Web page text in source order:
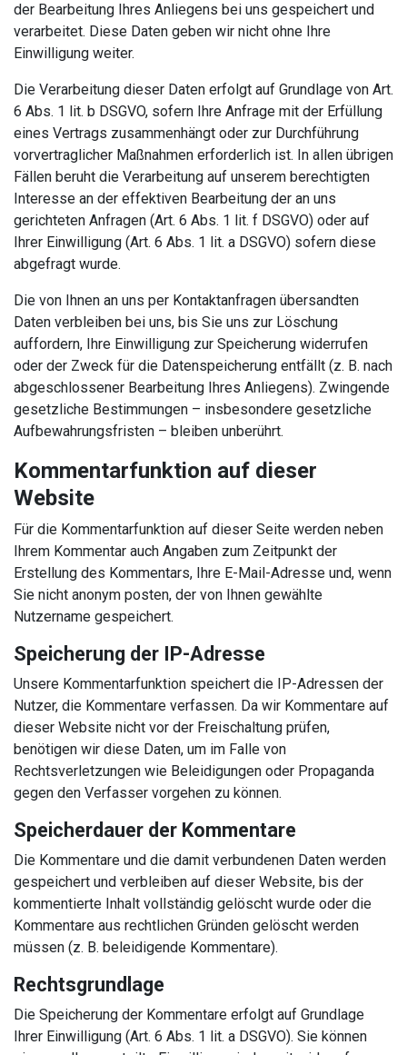
der Bearbeitung Ihres Anliegens bei uns gespeichert und
verarbeitet. Diese Daten geben wir nicht ohne Ihre
Einwilligung weiter.
Die Verarbeitung dieser Daten erfolgt auf Grundlage von Art.
6 Abs. 1 lit. b DSGVO, sofern Ihre Anfrage mit der Erfüllung
eines Vertrags zusammenhängt oder zur Durchführung
vorvertraglicher Maßnahmen erforderlich ist. In allen übrigen
Fällen beruht die Verarbeitung auf unserem berechtigten
Interesse an der effektiven Bearbeitung der an uns
gerichteten Anfragen (Art. 6 Abs. 1 lit. f DSGVO) oder auf
Ihrer Einwilligung (Art. 6 Abs. 1 lit. a DSGVO) sofern diese
abgefragt wurde.
Die von Ihnen an uns per Kontaktanfragen übersandten
Daten verbleiben bei uns, bis Sie uns zur Löschung
auffordern, Ihre Einwilligung zur Speicherung widerrufen
oder der Zweck für die Datenspeicherung entfällt (z. B. nach
abgeschlossener Bearbeitung Ihres Anliegens). Zwingende
gesetzliche Bestimmungen – insbesondere gesetzliche
Aufbewahrungsfristen – bleiben unberührt.
Kommentarfunktion auf dieser
Website
Für die Kommentarfunktion auf dieser Seite werden neben
Ihrem Kommentar auch Angaben zum Zeitpunkt der
Erstellung des Kommentars, Ihre E-Mail-Adresse und, wenn
Sie nicht anonym posten, der von Ihnen gewählte
Nutzername gespeichert.
Speicherung der IP-Adresse
Unsere Kommentarfunktion speichert die IP-Adressen der
Nutzer, die Kommentare verfassen. Da wir Kommentare auf
dieser Website nicht vor der Freischaltung prüfen,
benötigen wir diese Daten, um im Falle von
Rechtsverletzungen wie Beleidigungen oder Propaganda
gegen den Verfasser vorgehen zu können.
Speicherdauer der Kommentare
Die Kommentare und die damit verbundenen Daten werden
gespeichert und verbleiben auf dieser Website, bis der
kommentierte Inhalt vollständig gelöscht wurde oder die
Kommentare aus rechtlichen Gründen gelöscht werden
müssen (z. B. beleidigende Kommentare).
Rechtsgrundlage
Die Speicherung der Kommentare erfolgt auf Grundlage
Ihrer Einwilligung (Art. 6 Abs. 1 lit. a DSGVO). Sie können